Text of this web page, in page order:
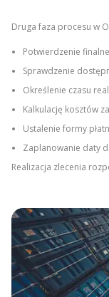
Druga faza procesu w
Potwierdzenie
Sprawdzenie
Określenie czasu
Kalkulację kosztów
Ustalenie formy
Zaplanowanie daty
Realizacja zlecenia